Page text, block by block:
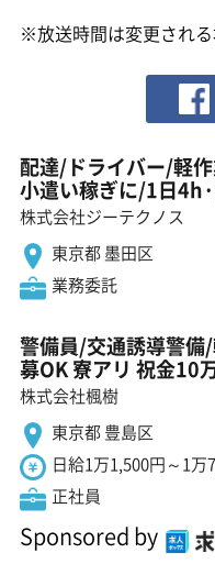
※放送時間は変更される
配達/ドライバー/軽
小遣い稼ぎに/1日
株式会社ジーテクノス
東京都 墨田区
業務委託
警備員/交通誘導警備
募OK 寮アリ 祝金10
株式会社楓樹
東京都 豊島区
日給1万1,500円～1万
正社員
Sponsored by